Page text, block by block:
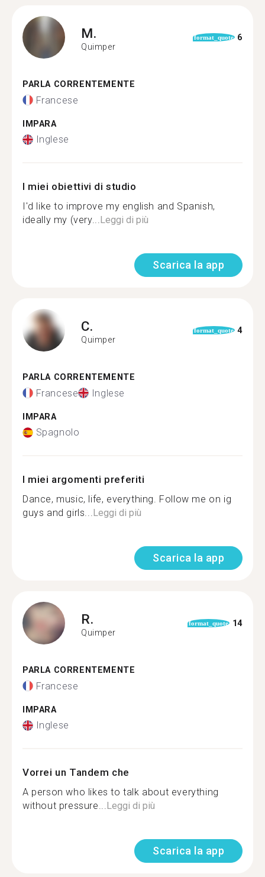
M.
Quimper
format_quote 6
PARLA CORRENTEMENTE
Francese
IMPARA
Inglese
I miei obiettivi di studio
I'd like to improve my english and Spanish,
ideally my (very...Leggi di più
Scarica la app
C.
Quimper
format_quote 4
PARLA CORRENTEMENTE
Francese Inglese
IMPARA
Spagnolo
I miei argomenti preferiti
Dance, music, life, everything. Follow me on ig
guys and girls...Leggi di più
Scarica la app
R.
Quimper
format_quote 14
PARLA CORRENTEMENTE
Francese
IMPARA
Inglese
Vorrei un Tandem che
A person who likes to talk about everything
without pressure...Leggi di più
Scarica la app